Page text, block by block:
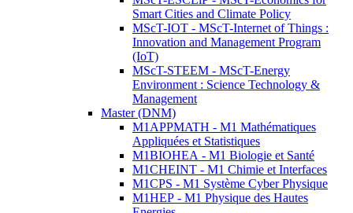
Smart Cities and Climate Policy
MScT-IOT - MScT-Internet of Things :
Innovation and Management Program
(IoT)
MScT-STEEM - MScT-Energy
Environment : Science Technology &
Management
Master (DNM)
M1APPMATH - M1 Mathématiques
Appliquées et Statistiques
M1BIOHEA - M1 Biologie et Santé
M1CHEINT - M1 Chimie et Interfaces
M1CPS - M1 Système Cyber Physique
M1HEP - M1 Physique des Hautes